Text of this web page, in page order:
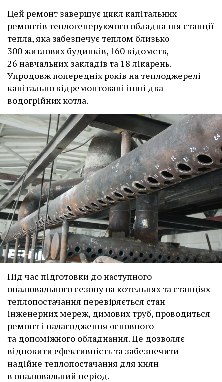
Цей ремонт завершує цикл капітальних
ремонтів теплогенеруючого обладнання станції
тепла, яка забезпечує теплом близько
300 житлових будинків, 160 відомств,
26 навчальних закладів та 18 лікарень.
Упродовж попередніх років на теплоджерелі
капітально відремонтовані інші два
водогрійних котла.
Під час підготовки до наступного
опалювального сезону на котельнях та станціях
теплопостачання перевіряється стан
інженерних мереж, димових труб, проводиться
ремонт і налагодження основного
та допоміжного обладнання. Це дозволяє
відновити ефективність та забезпечити
надійне теплопостачання для киян
в опалювальний період.